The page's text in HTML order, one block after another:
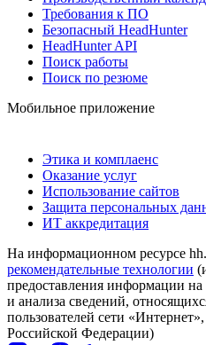
Требования к ПО
Безопасный HeadHunter
HeadHunter API
Поиск работы
Поиск по резюме
Мобильное приложение
Этика и комплаенс
Оказание услуг
Использование сайтов
Защита персональных
ИТ аккредитация
На информационном ресурсе
рекомендательные технологии
предоставления информации на
и анализа сведений,
пользователей сети
Российской Федерации)